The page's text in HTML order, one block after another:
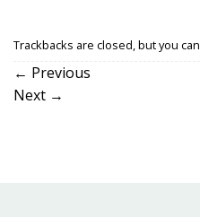
Trackbacks are closed, but you can
← Previous
Next →